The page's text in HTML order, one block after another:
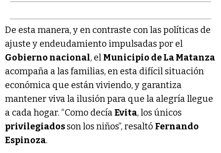
De esta manera, y en contraste con las políticas de
ajuste y endeudamiento impulsadas por el
Gobierno nacional, el Municipio de La Matanza
acompaña a las familias, en esta difícil situación
económica que están viviendo, y garantiza
mantener viva la ilusión para que la alegría llegue
a cada hogar. “Como decíaEvita, los únicos
privilegiadosson los niños”, resaltó Fernando
Espinoza.